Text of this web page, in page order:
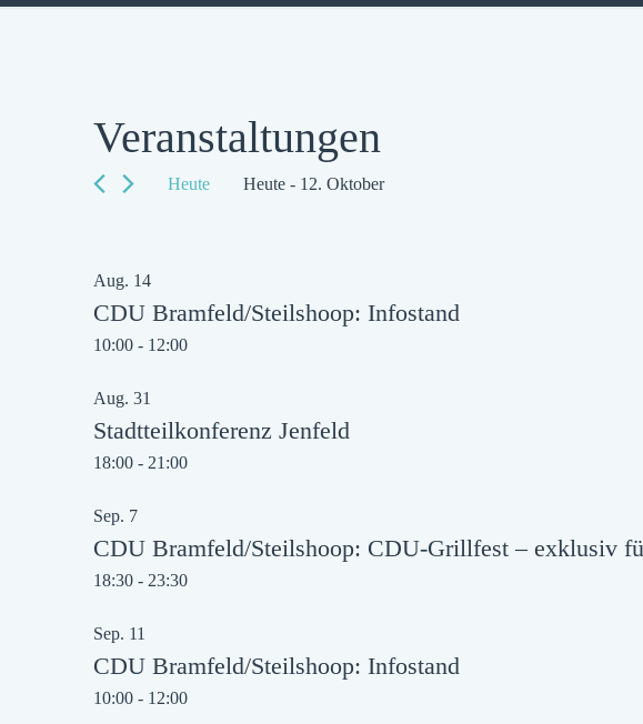
Veranstaltungen
Heute Heute - 12. Oktober
of
Veranstaltungen
Photo
View
Aug. 14
CDU Bramfeld/Steilshoop: Infostand
10:00 - 12:00
Aug. 31
Stadtteilkonferenz Jenfeld
18:00 - 21:00
Sep. 7
CDU Bramfeld/Steilshoop: CDU-Grillfest – exklusiv
18:30 - 23:30
Sep. 11
CDU Bramfeld/Steilshoop: Infostand
10:00 - 12:00